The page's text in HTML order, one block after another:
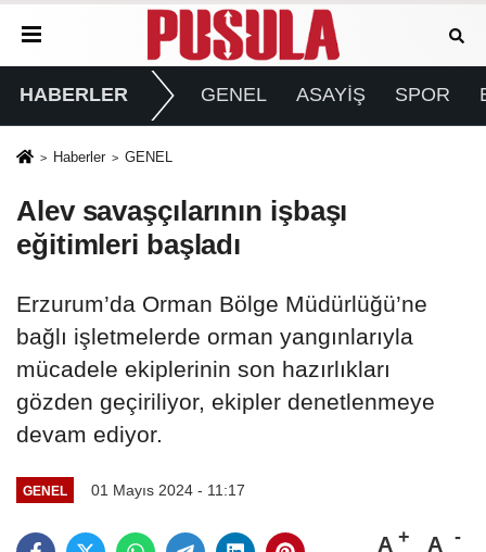
HABERLER GENEL ASAYİŞ SPOR
Haberler GENEL
Alev savaşçılarının işbaşı
eğitimleri başladı
Erzurum’da Orman Bölge Müdürlüğü’ne
bağlı işletmelerde orman yangınlarıyla
mücadele ekiplerinin son hazırlıkları
gözden geçiriliyor, ekipler denetlenmeye
devam ediyor.
GENEL 01 Mayıs 2024 - 11:17
A A